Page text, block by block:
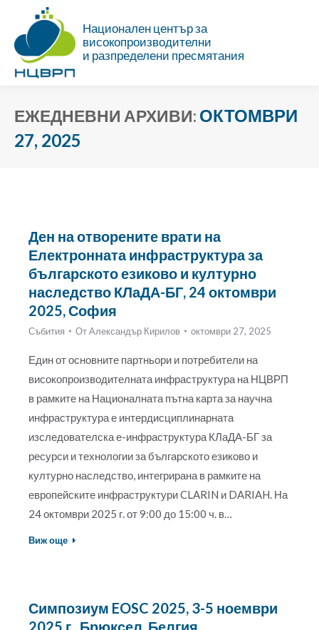
Национален център за
високопроизводителни
и разпределени пресмятания
ЕЖЕДНЕВНИ АРХИВИ: ОКТОМВРИ
27, 2025
Ден на отворените врати на
Електронната инфраструктура за
българското езиково и културно
наследство КЛаДА-БГ, 24 октомври
2025, София
Събития ОтАлександър Кирилов октомври 27, 2025
Един от основните партньори и потребители на
високопроизводителната инфраструктура на НЦВРП
в рамките на Националната пътна карта за научна
инфраструктура е интердисциплинарната
изследователска е-инфраструктура КЛаДА-БГ за
ресурси и технологии за българското езиково и
културно наследство, интегрирана в рамките на
европейските инфраструктури CLARIN и DARIAH. На
24 октомври 2025 г. от 9:00 до 15:00 ч. в…
Виж още
Симпозиум EOSC 2025, 3-5 ноември
2025 г., Брюксел, Белгия